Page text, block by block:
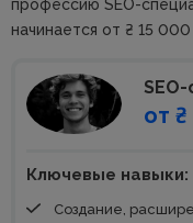
профессию SEO-
начинается от ₴ 15
от
Ключевые навыки:
Создание,